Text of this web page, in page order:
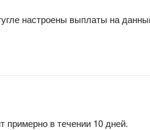
настроены выплаты на
примерно в течении 10 дней.